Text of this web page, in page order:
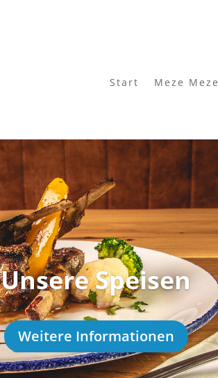
Start Meze Meze
Unsere Speisen
Weitere Informationen